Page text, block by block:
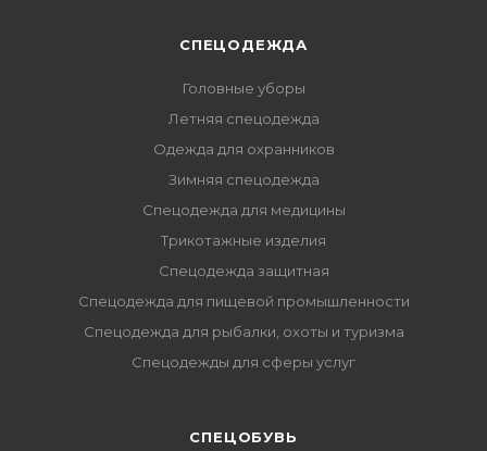
СПЕЦОДЕЖДА
Головные уборы
Летняя спецодежда
Одежда для охранников
Зимняя спецодежда
Спецодежда для медицины
Трикотажные изделия
Спецодежда защитная
Спецодежда для пищевой промышленности
Спецодежда для рыбалки, охоты и туризма
Спецодежды для сферы услуг
CПЕЦОБУВЬ